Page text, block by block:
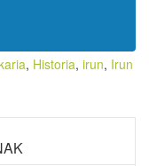
, Historia, irun, Irun